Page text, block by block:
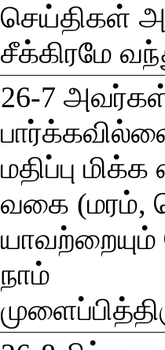
செய்திகள்
சீக்கிரமே
26-7
மதிப்பு
வகை (மரம்,
நாம்